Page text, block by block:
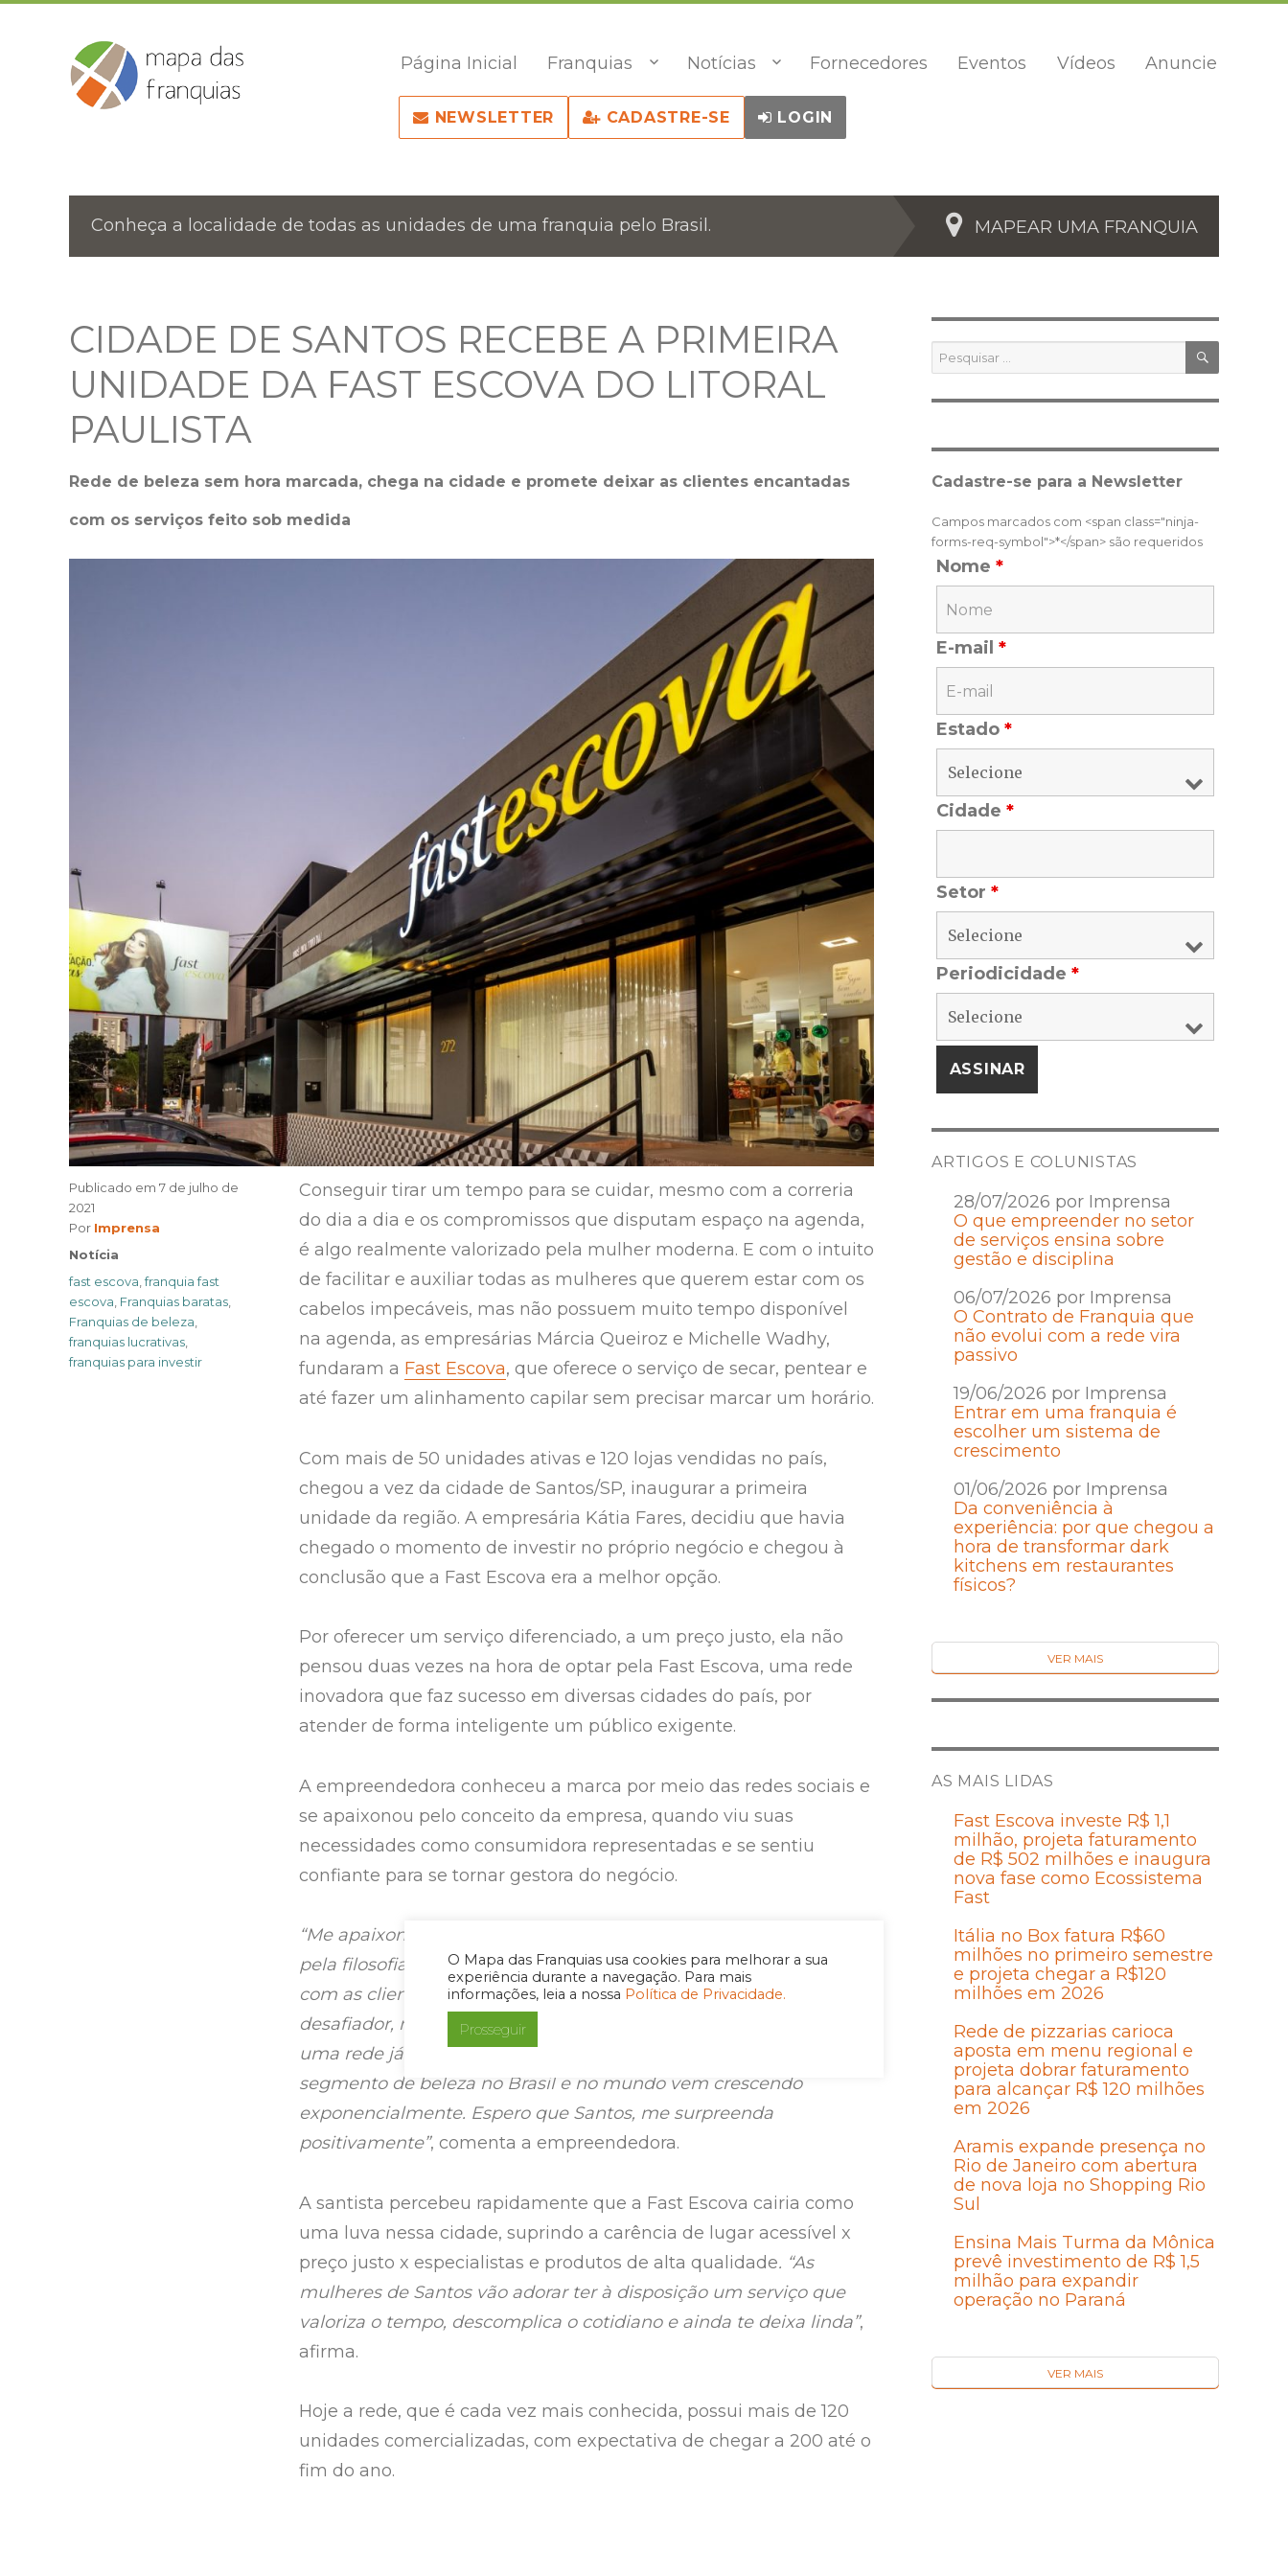
O Mapa das Franquias usa cookies para melhorar a sua
experiência durante a navegação. Para mais
informações, leia a nossa Política de Privacidade.
Prosseguir
Página Inicial Franquias Notícias Fornecedores Eventos Vídeos Anuncie
NEWSLETTER CADASTRE-SE LOGIN
Conheça a localidade de todas as unidades de uma franquia pelo Brasil. MAPEAR UMA FRANQUIA
CIDADE DE SANTOS RECEBE A PRIMEIRA
UNIDADE DA FAST ESCOVA DO LITORAL
PAULISTA
Rede de beleza sem hora marcada, chega na cidade e promete deixar as clientes encantadas
com os serviços feito sob medida
Conseguir tirar um tempo para se cuidar, mesmo com a correria
do dia a dia e os compromissos que disputam espaço na agenda,
é algo realmente valorizado pela mulher moderna. E com o intuito
de facilitar e auxiliar todas as mulheres que querem estar com os
cabelos impecáveis, mas não possuem muito tempo disponível
na agenda, as empresárias Márcia Queiroz e Michelle Wadhy,
fundaram a Fast Escova, que oferece o serviço de secar, pentear e
até fazer um alinhamento capilar sem precisar marcar um horário.
Com mais de 50 unidades ativas e 120 lojas vendidas no país,
chegou a vez da cidade de Santos/SP, inaugurar a primeira
unidade da região. A empresária Kátia Fares, decidiu que havia
chegado o momento de investir no próprio negócio e chegou à
conclusão que a Fast Escova era a melhor opção.
Por oferecer um serviço diferenciado, a um preço justo, ela não
pensou duas vezes na hora de optar pela Fast Escova, uma rede
inovadora que faz sucesso em diversas cidades do país, por
atender de forma inteligente um público exigente.
A empreendedora conheceu a marca por meio das redes sociais e
se apaixonou pelo conceito da empresa, quando viu suas
necessidades como consumidora representadas e se sentiu
confiante para se tornar gestora do negócio.
“Me apaixonei pela rede, pela qualidade dos serviços, produtos e
pela filosofia de mudar vidas, além da excelência no atendimento
com as clientes. Acredito que possuir um negócio próprio seja
desafiador, mas também promissor, por isso, decidi investir em
uma rede já consolidada no mercado, como a Fast Escova, pois, o
segmento de beleza no Brasil e no mundo vem crescendo
exponencialmente. Espero que Santos, me surpreenda
positivamente”, comenta a empreendedora.
A santista percebeu rapidamente que a Fast Escova cairia como
uma luva nessa cidade, suprindo a carência de lugar acessível x
preço justo x especialistas e produtos de alta qualidade. “As
mulheres de Santos vão adorar ter à disposição um serviço que
valoriza o tempo, descomplica o cotidiano e ainda te deixa linda”,
afirma.
Hoje a rede, que é cada vez mais conhecida, possui mais de 120
unidades comercializadas, com expectativa de chegar a 200 até o
fim do ano.
Publicado em 7 de julho de
2021
Por Author
Imprensa
Categories
Notícia
Tags
fast escova,franquia fast
escova, Franquias baratas,
Franquias de beleza,
franquias lucrativas,
franquias para investir
Pesquisar
por:
Cadastre-se para a Newsletter
Campos marcados com <span class="ninja-
forms-req-symbol">*</span> são requeridos
Nome *
E-mail *
Estado *
Cidade *
Setor *
Periodicidade *
ARTIGOS E COLUNISTAS
28/07/2026 por Imprensa
O que empreender no setor
de serviços ensina sobre
gestão e disciplina
06/07/2026 por Imprensa
O Contrato de Franquia que
não evolui com a rede vira
passivo
19/06/2026 por Imprensa
Entrar em uma franquia é
escolher um sistema de
crescimento
01/06/2026 por Imprensa
Da conveniência à
experiência: por que chegou a
hora de transformar dark
kitchens em restaurantes
físicos?
VER MAIS
AS MAIS LIDAS
Fast Escova investe R$ 1,1
milhão, projeta faturamento
de R$ 502 milhões e inaugura
nova fase como Ecossistema
Fast
Itália no Box fatura R$60
milhões no primeiro semestre
e projeta chegar a R$120
milhões em 2026
Rede de pizzarias carioca
aposta em menu regional e
projeta dobrar faturamento
para alcançar R$ 120 milhões
em 2026
Aramis expande presença no
Rio de Janeiro com abertura
de nova loja no Shopping Rio
Sul
Ensina Mais Turma da Mônica
prevê investimento de R$ 1,5
milhão para expandir
operação no Paraná
VER MAIS